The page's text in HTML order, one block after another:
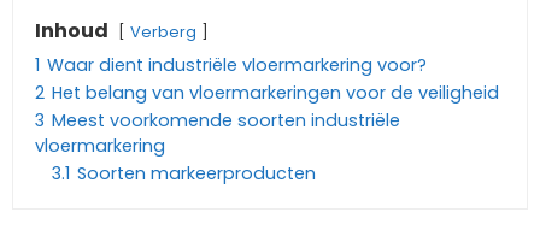
Inhoud Verberg
1 Waar dient industriële vloermarkering voor?
2 Het belang van vloermarkeringen voor de veiligheid
3 Meest voorkomende soorten industriële
vloermarkering
3.1 Soorten markeerproducten